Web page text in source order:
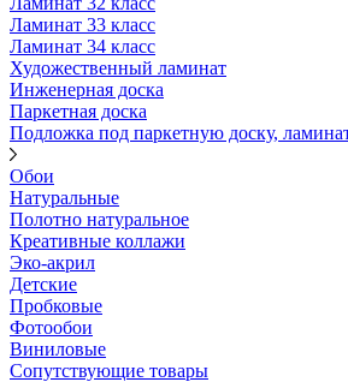
Ламинат 33 класс
Ламинат 34 класс
Художественный ламинат
Инженерная доска
Паркетная доска
Подложка под паркетную доску,
Обои
Натуральные
Полотно натуральное
Креативные коллажи
Эко-акрил
Детские
Пробковые
Фотообои
Виниловые
Сопутствующие товары